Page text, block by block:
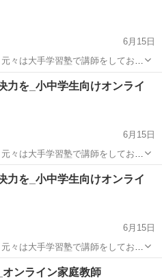
6月15日
来なくなったとこ
ろがわかった！」 となる指導をし
ンライン
力を_小中学生向けオンライ
6月15日
来なくなったとこ
ろがわかった！」 となる指導をし
ンライン
力を_小中学生向けオンライ
6月15日
来なくなったとこ
ろがわかった！」 となる指導をし
ンライン家庭教師